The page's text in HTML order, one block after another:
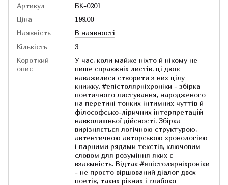
Артикул
БК-0201
Ціна
199.00
Наявність
В наявності
Кількість
3
Короткий
опис
У час, коли майже ніхто й нікому не
пише справжніх листів, ці двоє
наважилися створити з них цілу
книжку. #епістолярніхроніки - збірка
поетичного листування, народженого
на перетині тонких інтимних чуттів й
філософсько-ліричних інтерпретацій
навколишньої дійсності. Збірка
вирізняється логічною структурою,
автентичною авторською хронологією
і парними рядами текстів, ключовим
словом для розуміння яких є
взаємність. Відтак #епістолярніхроніки
- не просто віршований діалог двох
поетів, таких різних і глибоко